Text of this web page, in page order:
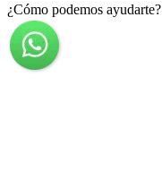
¿Cómo podemos ayudarte?